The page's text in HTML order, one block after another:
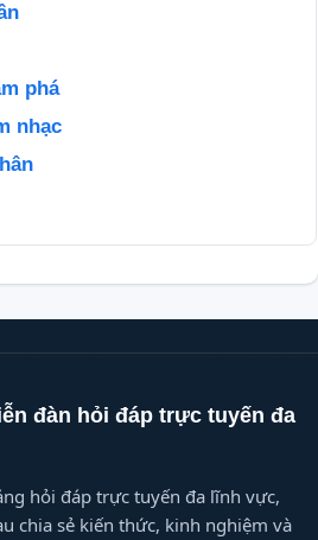
phá
nhạc
đàn hỏi đáp trực tuyến đa
hỏi đáp trực tuyến đa lĩnh vực,
chia sẻ kiến thức, kinh nghiệm và